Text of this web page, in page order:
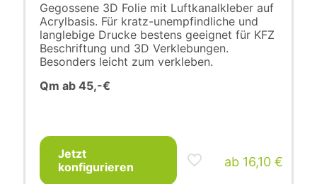
Gegossene 3D Folie mit Luftkanalkleber auf
Acrylbasis. Für kratz-unempfindliche und
langlebige Drucke bestens geeignet für KFZ
Beschriftung und 3D Verklebungen.
Besonders leicht zum verkleben.
Qm ab 45,-€
ab 16,10 €
Jetzt
konfigurieren